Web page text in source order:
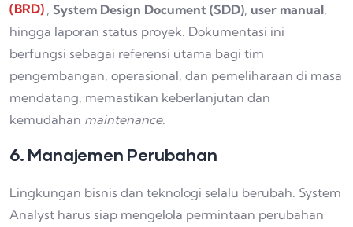
(BRD) ,System Design Document (SDD),user manual,
hingga laporan status proyek. Dokumentasi ini
berfungsi sebagai referensi utama bagi tim
pengembangan, operasional, dan pemeliharaan di masa
mendatang, memastikan keberlanjutan dan
kemudahan maintenance.
6. Manajemen Perubahan
Lingkungan bisnis dan teknologi selalu berubah. System
Analyst harus siap mengelola permintaan perubahan